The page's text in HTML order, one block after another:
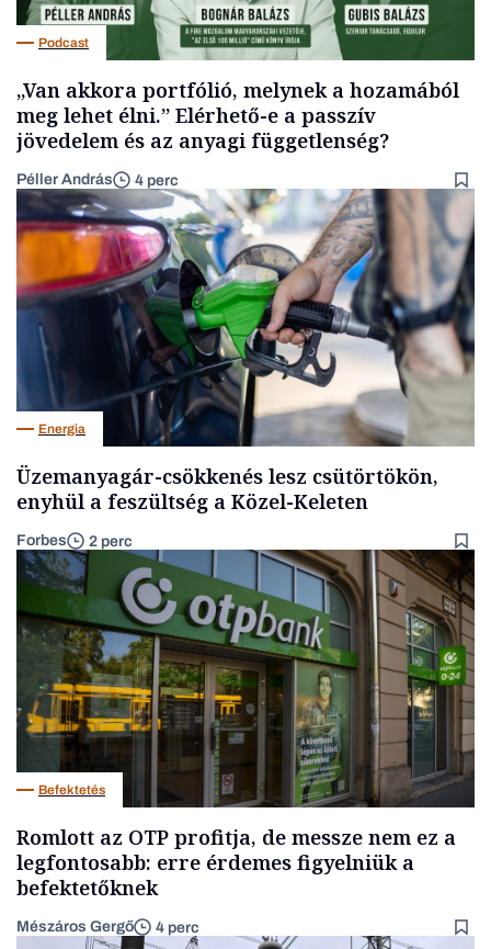
Podcast
„Van akkora portfólió, melynek a hozamából
meg lehet élni.” Elérhető-e a passzív
jövedelem és az anyagi függetlenség?
Péller András 4 perc
Energia
Üzemanyagár-csökkenés lesz csütörtökön,
enyhül a feszültség a Közel-Keleten
Forbes 2 perc
Befektetés
Romlott az OTP profitja, de messze nem ez a
legfontosabb: erre érdemes figyelniük a
befektetőknek
Mészáros Gergő 4 perc